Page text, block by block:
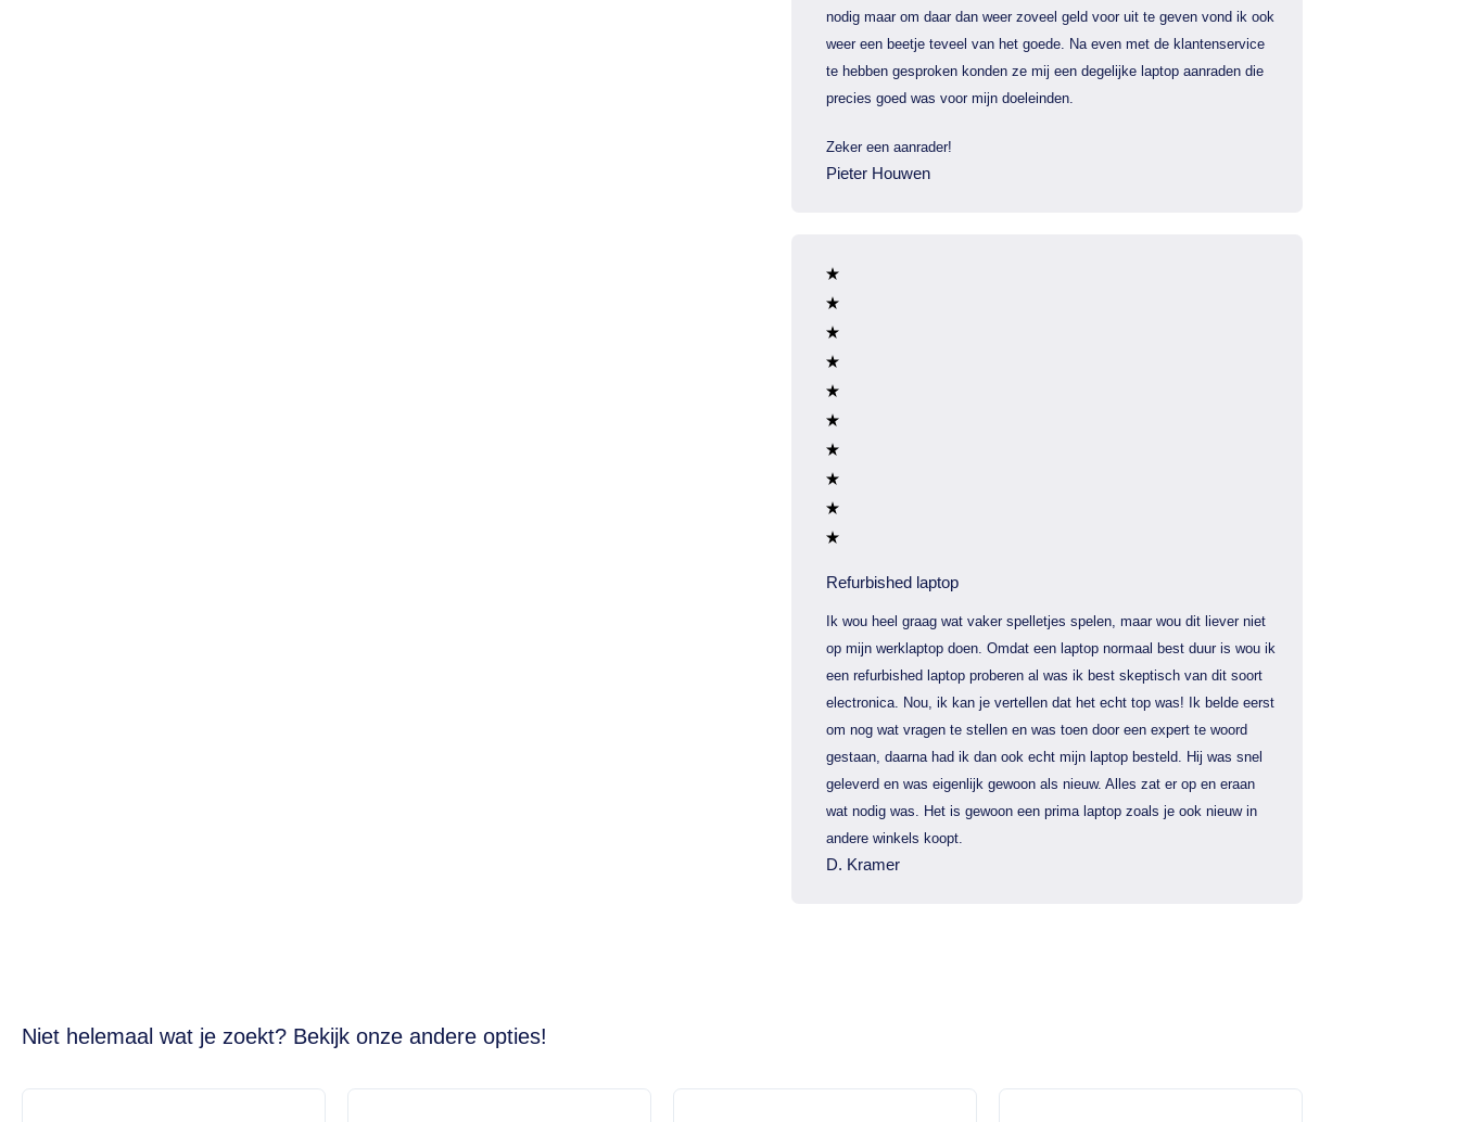
nodig maar om daar dan weer zoveel geld voor uit te geven vond ik ook
weer een beetje teveel van het goede. Na even met de klantenservice
te hebben gesproken konden ze mij een degelijke laptop aanraden die
precies goed was voor mijn doeleinden.
Zeker een aanrader!
Pieter Houwen
Refurbished laptop
Ik wou heel graag wat vaker spelletjes spelen, maar wou dit liever niet
op mijn werklaptop doen. Omdat een laptop normaal best duur is wou ik
een refurbished laptop proberen al was ik best skeptisch van dit soort
electronica. Nou, ik kan je vertellen dat het echt top was! Ik belde eerst
om nog wat vragen te stellen en was toen door een expert te woord
gestaan, daarna had ik dan ook echt mijn laptop besteld. Hij was snel
geleverd en was eigenlijk gewoon als nieuw. Alles zat er op en eraan
wat nodig was. Het is gewoon een prima laptop zoals je ook nieuw in
andere winkels koopt.
D. Kramer
Niet helemaal wat je zoekt? Bekijk onze andere opties!